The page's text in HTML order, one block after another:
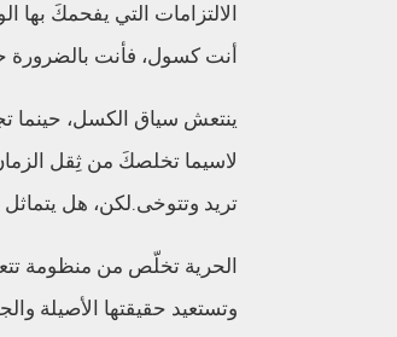
الالتزامات التي يفحمكَ بها
أنت كسول، فأنت بالضرورة
ينتعش سياق الكسل، حينما
لاسيما تخلصكَ من ثِقل
تريد وتتوخى.لكن، هل يتماثل
الحرية تخلّص من منظومة
وتستعيد حقيقتها الأصيلة